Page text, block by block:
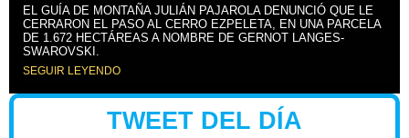
EL GUÍA DE MONTAÑA JULIÁN PAJAROLA DENUNCIÓ QUE LE
CERRARON EL PASO AL CERRO EZPELETA, EN UNA PARCELA
DE 1.672 HECTÁREAS A NOMBRE DE GERNOT LANGES-
SWAROVSKI.
SEGUIR LEYENDO
TWEET DEL DÍA